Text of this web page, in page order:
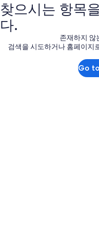
찾으시는 항목
다.
존재하지 않
검색을 시도하거나 홈페이지
Go